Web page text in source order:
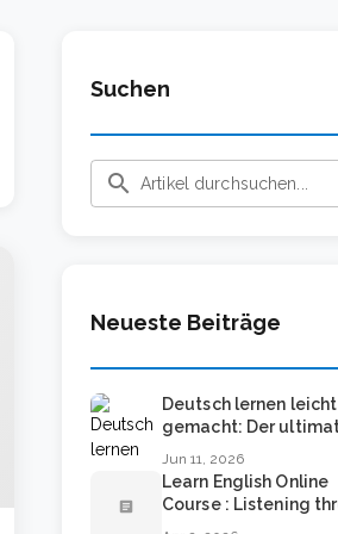
Suchen
search
Neueste Beiträge
Deutsch lernen leicht
gemacht: Der
Erfolg
Jun 11, 2026
article
Learn English Online
Course : Listening